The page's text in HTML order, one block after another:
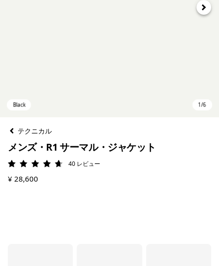
次へ
テクニカル
メンズ・R1 サーマル・ジャケット
評価: 4.7 / 5
40 レビュー
¥ 28,600